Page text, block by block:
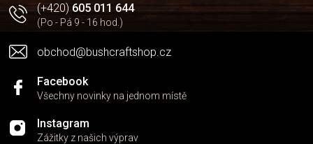
(+420)605 011 644
(Po - Pá 9 - 16 hod.)
obchod@bushcraftshop.cz
Facebook
Všechny novinky na jednom místě
Instagram
Zážitky z našich výprav